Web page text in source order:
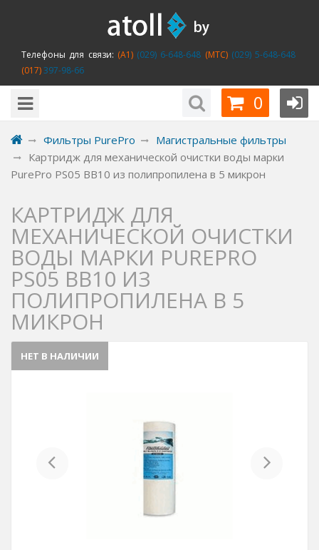
Телефоны для связи: (A1)(029) 6-648-648 (MTC)(029) 5-648-648
(017)397-98-66
0
Фильтры PurePro
Магистральные фильтры
Картридж для механической очистки воды марки
PurePro PS05 BB10 из полипропилена в 5 микрон
КАРТРИДЖ ДЛЯ
МЕХАНИЧЕСКОЙ ОЧИСТКИ
ВОДЫ МАРКИ PUREPRO
PS05 BB10 ИЗ
ПОЛИПРОПИЛЕНА В 5
МИКРОН
НЕТ В НАЛИЧИИ